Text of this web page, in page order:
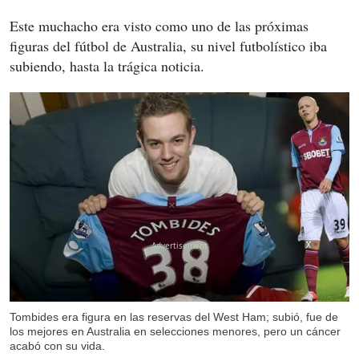
Este muchacho era visto como uno de las próximas
figuras del fútbol de Australia, su nivel futbolístico iba
subiendo, hasta la trágica noticia.
Tombides era figura en las reservas del West Ham; subió, fue de
los mejores en Australia en selecciones menores, pero un cáncer
acabó con su vida.
X
X
X
X
X